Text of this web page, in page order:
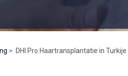
DHI Pro Haartransplantatie in Turkije